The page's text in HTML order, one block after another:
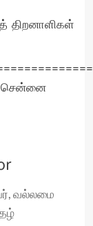
திறனாளிகள்
சென்னை
வல்லமை